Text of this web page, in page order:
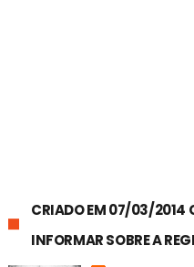
CRIADO EM 07/03/2014
INFORMAR SOBRE A